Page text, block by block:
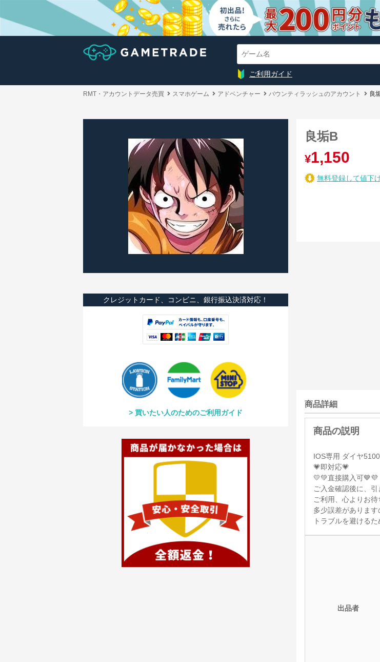
ご利用ガイド
RMT・アカウントデータ売買 スマホゲーム アドベンチャー バウンティラッシュのアカウント 良
クレジットカード、コンビニ、銀行振込決済対応！
買いたい人のためのご利用ガイド
良垢B
¥1,150
無料登録して値下
商品詳細
IOS専用 ダイヤ
💗即対応💗
💛💚直接購入可💙💜
ご入金確認後に、
ご利用、心よりお待
多少誤差がありま
トラブルを避ける
出品者